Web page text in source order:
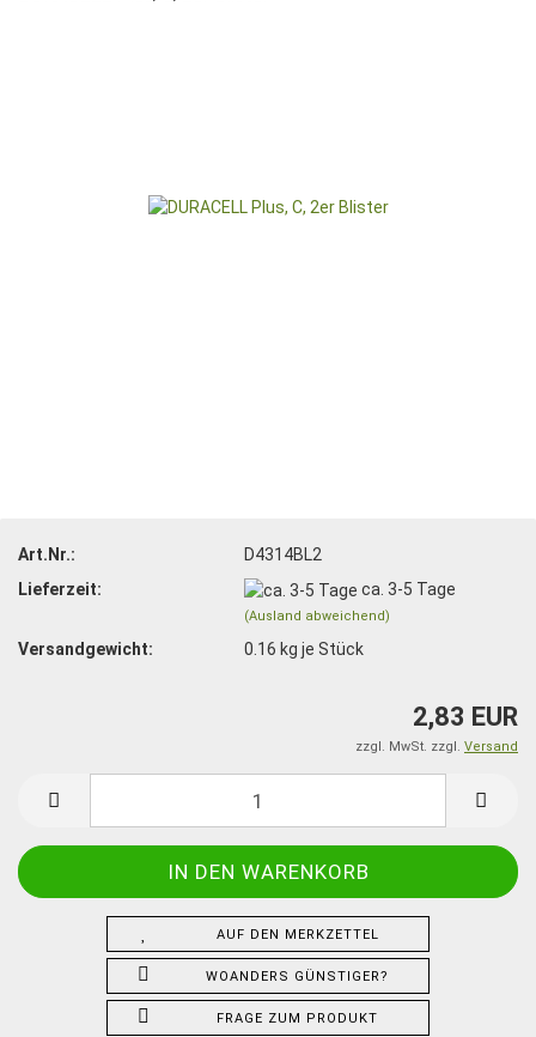
Art.Nr.:
D4314BL2
Lieferzeit:
ca. 3-5 Tage
(Ausland abweichend)
Versandgewicht: 0.16 kg je Stück
2,83 EUR
zzgl. MwSt. zzgl. Versand
AUF DEN MERKZETTEL
WOANDERS GÜNSTIGER?
FRAGE ZUM PRODUKT